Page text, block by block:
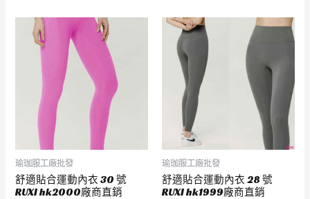
瑜珈服工廠批發
舒適貼合運動內衣 30 號
RUXI hk2000廠商直銷
瑜珈服工廠批發
舒適貼合運動內衣 28 號
RUXI hk1999廠商直銷